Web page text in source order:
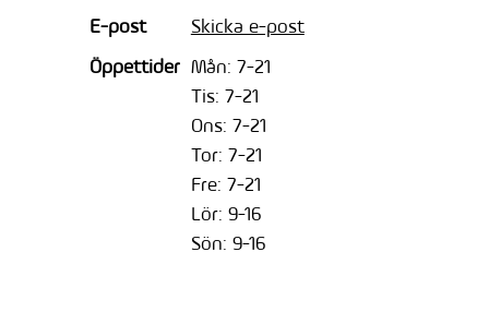
E-post
Skicka e-post
Öppettider Mån: 7-21
Tis: 7-21
Ons: 7-21
Tor: 7-21
Fre: 7-21
Lör: 9-16
Sön: 9-16